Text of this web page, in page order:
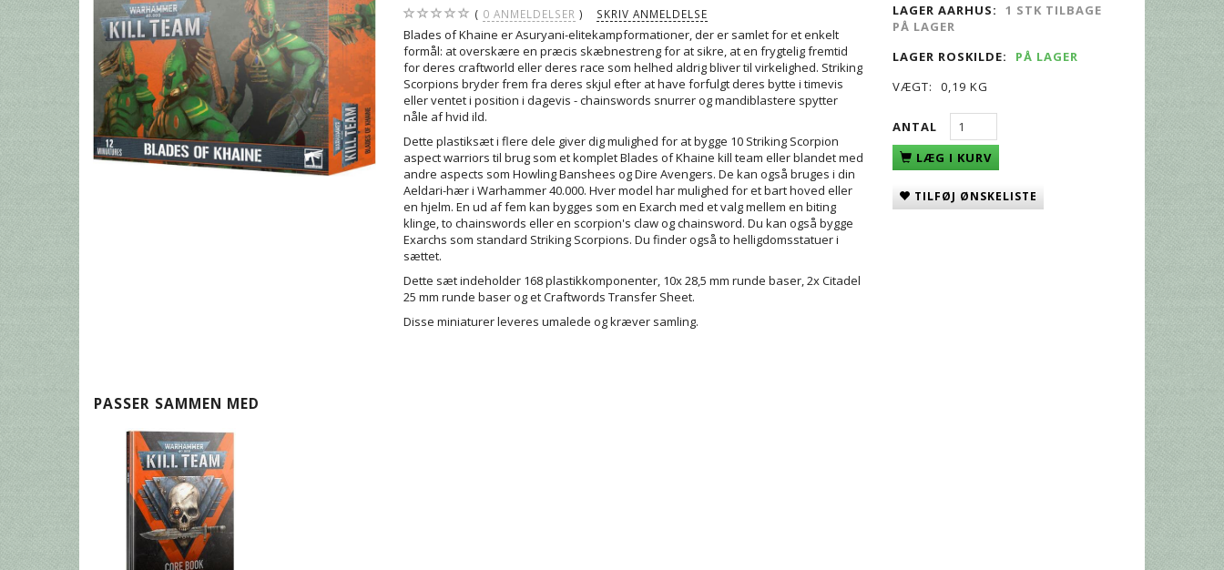
0 ANMELDELSER SKRIV ANMELDELSE
Blades of Khaine er Asuryani-elitekampformationer, der er samlet for et enkelt
formål: at overskære en præcis skæbnestreng for at sikre, at en frygtelig fremtid
for deres craftworld eller deres race som helhed aldrig bliver til virkelighed. Striking
Scorpions bryder frem fra deres skjul efter at have forfulgt deres bytte i timevis
eller ventet i position i dagevis - chainswords snurrer og mandiblastere spytter
nåle af hvid ild.
Dette plastiksæt i flere dele giver dig mulighed for at bygge 10 Striking Scorpion
aspect warriors til brug som et komplet Blades of Khaine kill team eller blandet med
andre aspects som Howling Banshees og Dire Avengers. De kan også bruges i din
Aeldari-hær i Warhammer 40.000. Hver model har mulighed for et bart hoved eller
en hjelm. En ud af fem kan bygges som en Exarch med et valg mellem en biting
klinge, to chainswords eller en scorpion's claw og chainsword. Du kan også bygge
Exarchs som standard Striking Scorpions. Du finder også to helligdomsstatuer i
sættet.
Dette sæt indeholder 168 plastikkomponenter, 10x 28,5 mm runde baser, 2x Citadel
25 mm runde baser og et Craftwords Transfer Sheet.
Disse miniaturer leveres umalede og kræver samling.
LAGER AARHUS:
1 STK TILBAGE
PÅ LAGER
LAGER ROSKILDE:
PÅ LAGER
VÆGT:
0,19 KG
ANTAL
LÆG I KURV
TILFØJ ØNSKELISTE
PASSER SAMMEN MED